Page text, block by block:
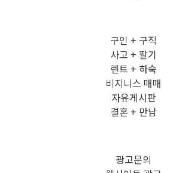
구인 + 구직
사고 + 팔기
렌트 + 하숙
비지니스 매매
자유게시판
결혼 + 만남
광고문의